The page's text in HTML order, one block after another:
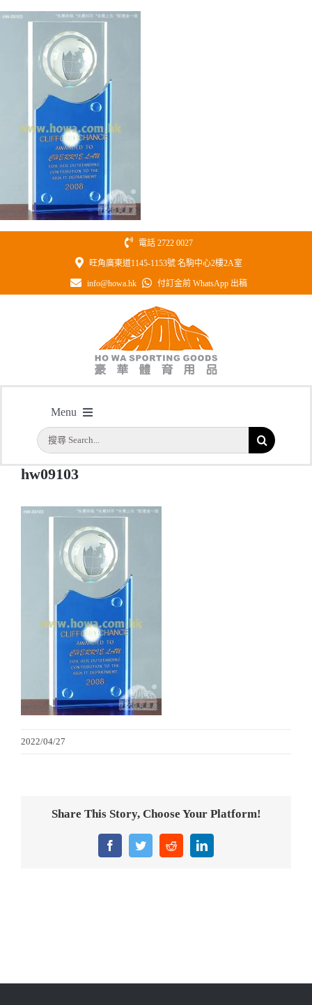
Skip
電話 2722 0027
旺角廣東道1145-1153號 名駒中心2樓2A室
info@howa.hk 付訂金前 WhatsApp 出稿
Menu
首頁
一天快取
實用系列
水晶獎座
金箔畫
意大利獎盃
旗座/旗桿
搜
索
結
主頁 / 型號: HW09103 地球水晶連藍色水晶配件
hw09103
2022/04/27
Share This Story, Choose Your Platform!
FacebookTwitterRedditLinkedIn